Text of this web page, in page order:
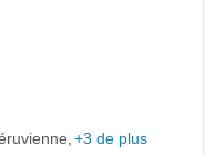
+3 de plus